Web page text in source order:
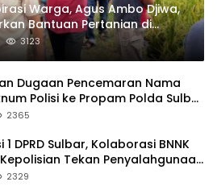
Warga, Agus Ambo Djiwa,
Bantuan Pertanian di
3123
Dugaan Pencemaran Nama
Polisi ke Propam Polda Sulbar
2365
1 DPRD Sulbar, Kolaborasi BNNK
Tekan Penyalahgunaan
2329